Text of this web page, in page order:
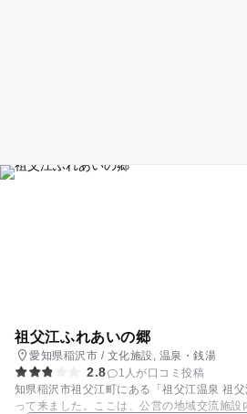
祖父江ふれあいの郷
愛知県稲沢市 / 文化施設, 温泉・銭湯
2.8
1人が口コミ投稿
知県稲沢市祖父江町にある「祖父江温泉 祖父江ふ
って来ました。ここは、公営の地域交流施設